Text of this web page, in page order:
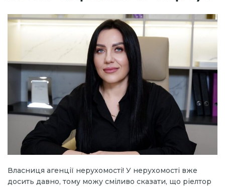
Власниця агенції нерухомості! У нерухомості вже
досить давно, тому можу сміливо сказати, що ріелтор